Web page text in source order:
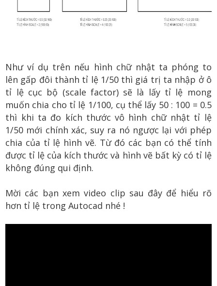
Như ví dụ trên nếu hình chữ nhật ta phóng to
lên gấp đôi thành tỉ lệ 1/50 thì giá trị ta nhập ở ô
tỉ lệ cục bộ (scale factor) sẽ là lấy tỉ lệ mong
muốn chia cho tỉ lệ 1/100, cụ thể lấy 50 : 100 = 0.5
thì khi ta đo kích thước vô hình chữ nhật tỉ lệ
1/50 mới chính xác, suy ra nó ngược lại với phép
chia của tỉ lệ hình vẽ. Từ đó các bạn có thể tính
được tỉ lệ của kích thước và hình vẽ bất kỳ có tỉ lệ
không đúng qui định.
Mời các bạn xem video clip sau đây để hiểu rõ
hơn tỉ lệ trong Autocad nhé !